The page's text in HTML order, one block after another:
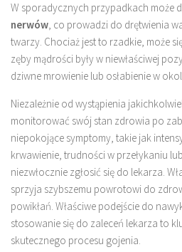
W sporadycznych przypadkach może
nerwów, co prowadzi do drętwienia
twarzy. Chociaż jest to rzadkie, może
zęby mądrości były w niewłaściwej
dziwne mrowienie lub osłabienie w
Niezależnie od wystąpienia
monitorować swój stan zdrowia po
niepokojące symptomy, takie jak
krwawienie, trudności w przełykaniu
niezwłocznie zgłosić się do lekarza.
sprzyja szybszemu powrotowi do
powikłań. Właściwe podejście do
stosowanie się do zaleceń lekarza to
skutecznego procesu gojenia.